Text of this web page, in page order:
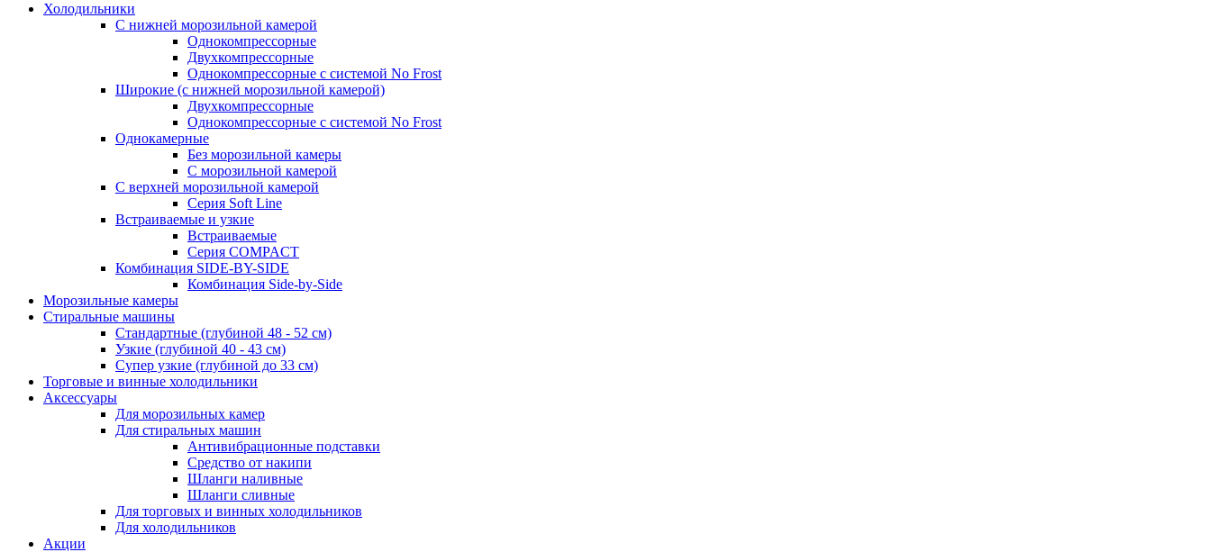
Холодильники
С нижней морозильной камерой
Однокомпрессорные
Двухкомпрессорные
Однокомпрессорные с системой No Frost
Широкие (с нижней морозильной камерой)
Двухкомпрессорные
Однокомпрессорные с системой No Frost
Однокамерные
Без морозильной камеры
С морозильной камерой
С верхней морозильной камерой
Серия Soft Line
Встраиваемые и узкие
Встраиваемые
Серия СOMPACT
Комбинация SIDE-BY-SIDE
Комбинация Side-by-Side
Морозильные камеры
Стиральные машины
Стандартные (глубиной 48 - 52 см)
Узкие (глубиной 40 - 43 см)
Супер узкие (глубиной до 33 см)
Торговые и винные холодильники
Аксессуары
Для морозильных камер
Для стиральных машин
Антивибрационные подставки
Средство от накипи
Шланги наливные
Шланги сливные
Для торговых и винных холодильников
Для холодильников
Акции